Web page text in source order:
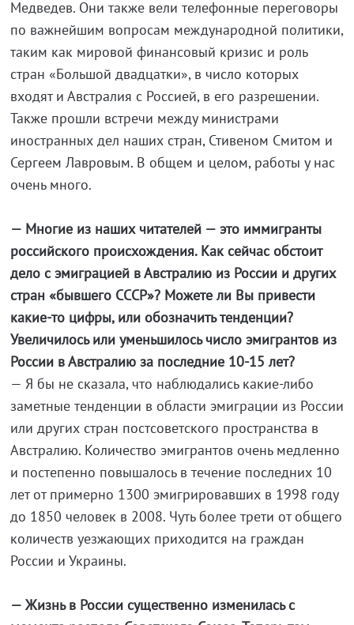
Медведев. Они также вели телефонные переговоры
по важнейшим вопросам международной политики,
таким как мировой финансовый кризис и роль
стран «Большой двадцатки», в число которых
входят и Австралия с Россией, в его разрешении.
Также прошли встречи между министрами
иностранных дел наших стран, Стивеном Смитом и
Сергеем Лавровым. В общем и целом, работы у нас
очень много.
— Многие из наших читателей — это иммигранты
российского происхождения. Как сейчас обстоит
дело с эмиграцией в Австралию из России и других
стран «бывшего СССР»? Можете ли Вы привести
какие-то цифры, или обозначить тенденции?
Увеличилось или уменьшилось число эмигрантов из
России в Австралию за последние 10-15 лет?
— Я бы не сказала, что наблюдались какие-либо
заметные тенденции в области эмиграции из России
или других стран постсоветского пространства в
Австралию. Количество эмигрантов очень медленно
и постепенно повышалось в течение последних 10
лет от примерно 1300 эмигрировавших в 1998 году
до 1850 человек в 2008. Чуть более трети от общего
количеств уезжающих приходится на граждан
России и Украины.
— Жизнь в России существенно изменилась с